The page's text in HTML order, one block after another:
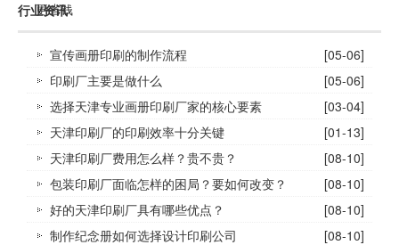
更省钱
行业资讯
宣传画册印刷的制作流程
[05-06]
印刷厂主要是做什么
[05-06]
选择天津专业画册印刷厂家的核心要素
[03-04]
天津印刷厂的印刷效率十分关键
[01-13]
天津印刷厂费用怎么样？贵不贵？
[08-10]
包装印刷厂面临怎样的困局？要如何改变？
[08-10]
好的天津印刷厂具有哪些优点？
[08-10]
制作纪念册如何选择设计印刷公司
[08-10]